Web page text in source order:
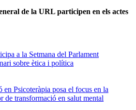
de la URL participen en els actes
a la Setmana del Parlament
sobre ètica i política
Psicoteràpia posa el focus en la
de transformació en salut mental